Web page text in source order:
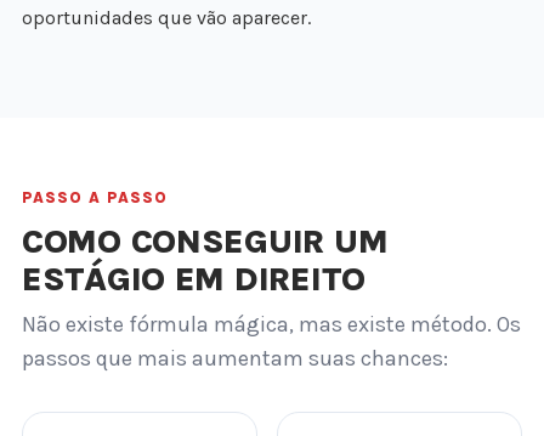
oportunidades que vão aparecer.
PASSO A PASSO
COMO CONSEGUIR UM
ESTÁGIO EM DIREITO
Não existe fórmula mágica, mas existe método. Os
passos que mais aumentam suas chances: